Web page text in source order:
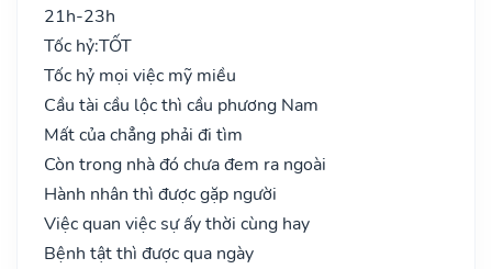
21h-23h
Tốc hỷ:TỐT
Tốc hỷ mọi việc mỹ miều
Cầu tài cầu lộc thì cầu phương Nam
Mất của chẳng phải đi tìm
Còn trong nhà đó chưa đem ra ngoài
Hành nhân thì được gặp người
Việc quan việc sự ấy thời cùng hay
Bệnh tật thì được qua ngày